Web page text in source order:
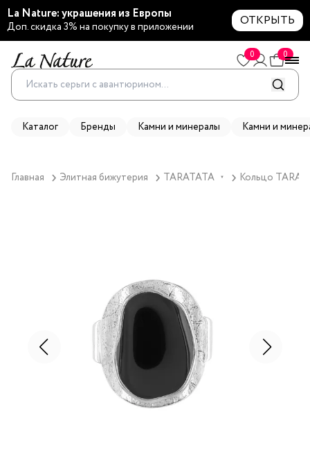
La Nature: украшения из Европы
Доп. скидка 3% на покупку в приложении ОТКРЫТЬ
0 0
Каталог Бренды Камни и минералы Камни и
Главная Элитная бижутерия TARATATA ▼ Кольцо